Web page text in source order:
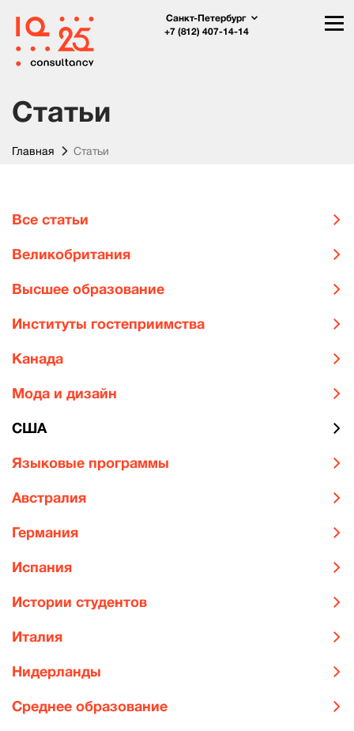
Санкт-Петербург
+7 (812) 407-14-14
Статьи
Главная Статьи
Все статьи
Великобритания
Высшее образование
Институты гостеприимства
Канада
Мода и дизайн
США
Языковые программы
Австралия
Германия
Испания
Истории студентов
Италия
Нидерланды
Среднее образование